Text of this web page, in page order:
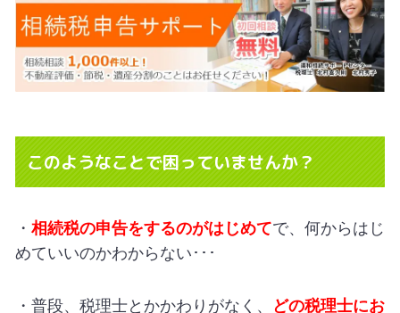
このようなことで困っていませんか？
・ 相続税の申告をするのがはじめてで、何からはじ
めていいのかわからない･･･
・普段、税理士とかかわりがなく、
どの税理士にお